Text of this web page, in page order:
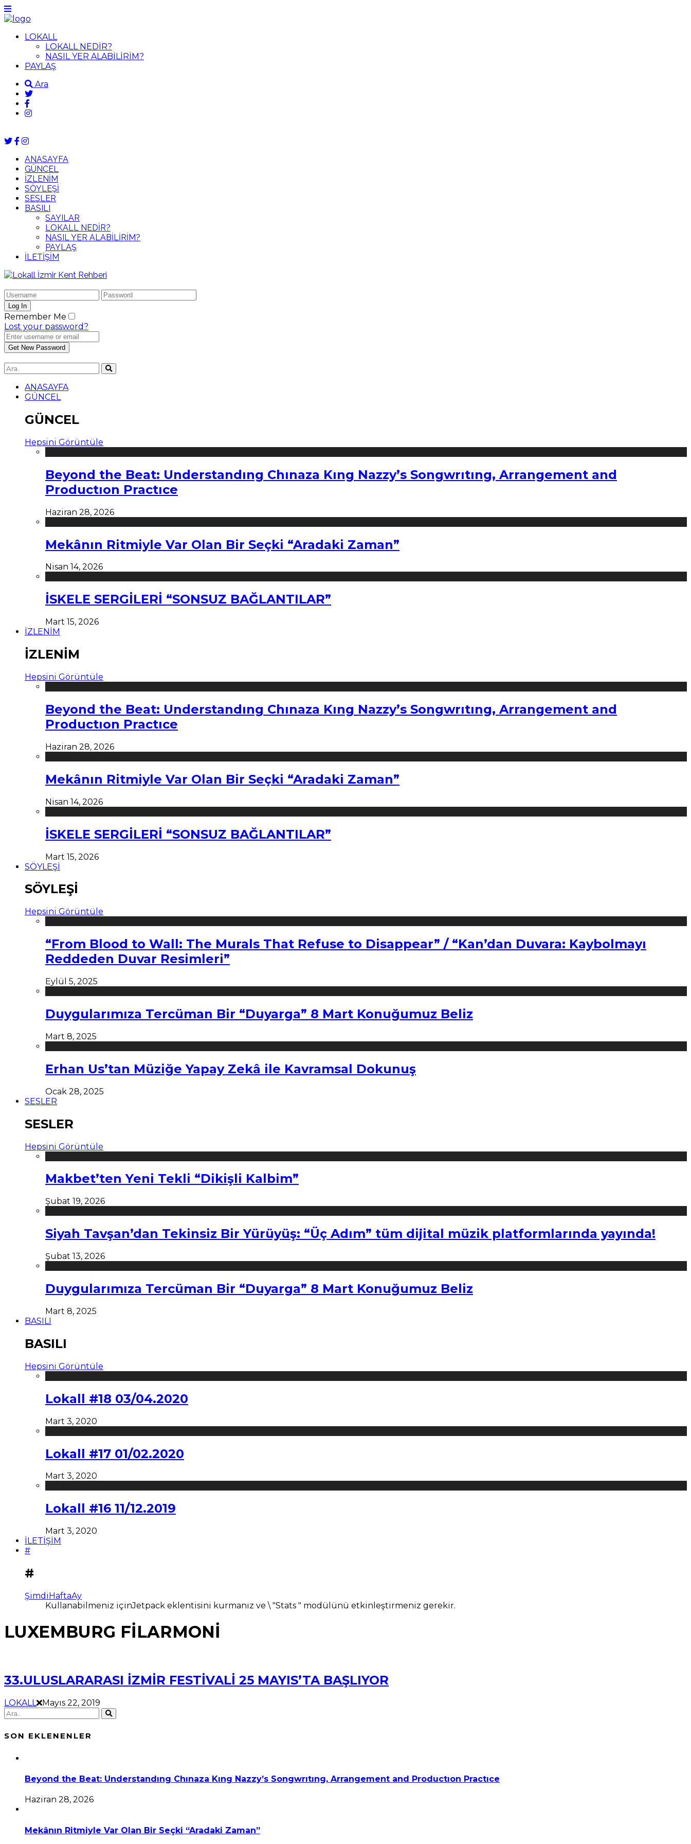
LOKALL
LOKALL NEDİR?
NASIL YER ALABİLİRİM?
PAYLAŞ
Ara
ANASAYFA
GÜNCEL
İZLENİM
SÖYLEŞİ
SESLER
BASILI
SAYILAR
LOKALL NEDİR?
NASIL YER ALABİLİRİM?
PAYLAŞ
İLETİŞİM
Remember Me
Lost your password?
ANASAYFA
GÜNCEL
GÜNCEL
Hepsini Görüntüle
Beyond the Beat: Understandıng Chınaza Kıng Nazzy’s Songwrıtıng, Arrangement and
Productıon Practıce
Haziran 28, 2026
Mekânın Ritmiyle Var Olan Bir Seçki “Aradaki Zaman”
Nisan 14, 2026
İSKELE SERGİLERİ “SONSUZ BAĞLANTILAR”
Mart 15, 2026
İZLENİM
İZLENİM
Hepsini Görüntüle
Beyond the Beat: Understandıng Chınaza Kıng Nazzy’s Songwrıtıng, Arrangement and
Productıon Practıce
Haziran 28, 2026
Mekânın Ritmiyle Var Olan Bir Seçki “Aradaki Zaman”
Nisan 14, 2026
İSKELE SERGİLERİ “SONSUZ BAĞLANTILAR”
Mart 15, 2026
SÖYLEŞİ
SÖYLEŞİ
Hepsini Görüntüle
“From Blood to Wall: The Murals That Refuse to Disappear” / “Kan’dan Duvara: Kaybolmayı
Reddeden Duvar Resimleri”
Eylül 5, 2025
Duygularımıza Tercüman Bir “Duyarga” 8 Mart Konuğumuz Beliz
Mart 8, 2025
Erhan Us’tan Müziğe Yapay Zekâ ile Kavramsal Dokunuş
Ocak 28, 2025
SESLER
SESLER
Hepsini Görüntüle
Makbet’ten Yeni Tekli “Dikişli Kalbim”
Şubat 19, 2026
Siyah Tavşan’dan Tekinsiz Bir Yürüyüş: “Üç Adım” tüm dijital müzik platformlarında yayında!
Şubat 13, 2026
Duygularımıza Tercüman Bir “Duyarga” 8 Mart Konuğumuz Beliz
Mart 8, 2025
BASILI
BASILI
Hepsini Görüntüle
Lokall #18 03/04.2020
Mart 3, 2020
Lokall #17 01/02.2020
Mart 3, 2020
Lokall #16 11/12.2019
Mart 3, 2020
İLETİŞİM
#
#
ŞimdiHaftaAy
Kullanabilmeniz içinJetpack eklentisini kurmanız ve \ "Stats " modülünü etkinleştirmeniz gerekir.
LUXEMBURG FİLARMONİ
33.ULUSLARARASI İZMİR FESTİVALİ 25 MAYIS’TA BAŞLIYOR
LOKALL Mayıs 22, 2019
SON EKLENENLER
Beyond the Beat: Understandıng Chınaza Kıng Nazzy’s Songwrıtıng, Arrangement and Productıon Practıce
Haziran 28, 2026
Mekânın Ritmiyle Var Olan Bir Seçki “Aradaki Zaman”